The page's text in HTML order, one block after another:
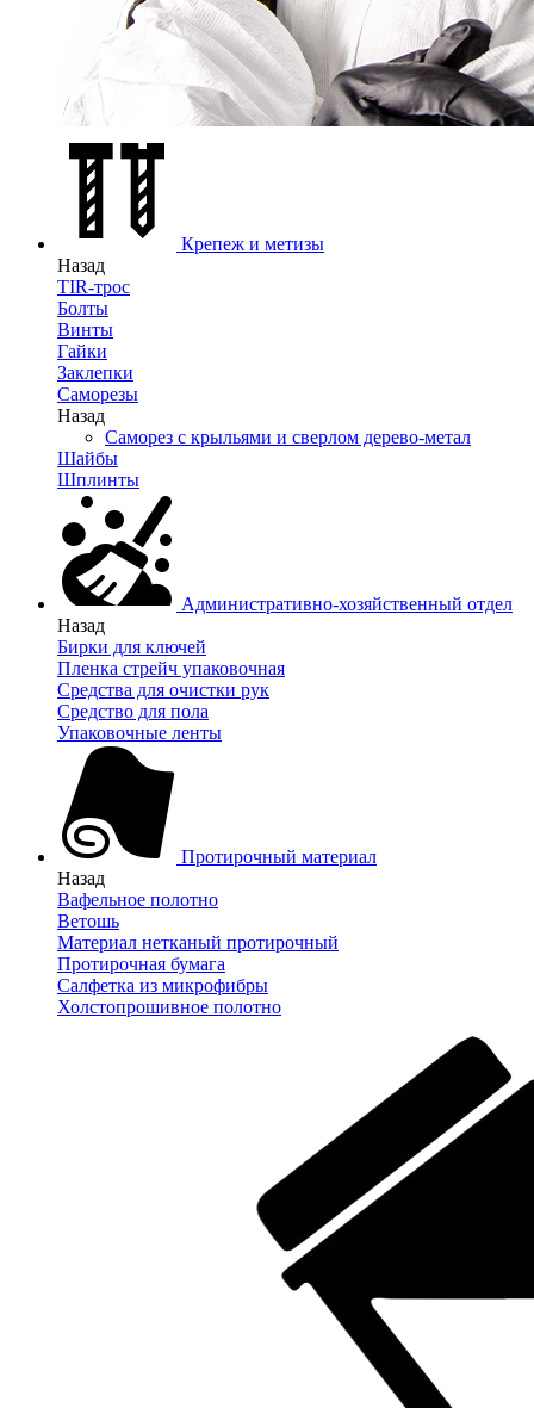
Крепеж и метизы
Назад
TIR-трос
Болты
Винты
Гайки
Заклепки
Саморезы
Назад
Саморез с крыльями и сверлом дерево-метал
Шайбы
Шплинты
Административно-хозяйственный отдел
Назад
Бирки для ключей
Пленка стрейч упаковочная
Средства для очистки рук
Средство для пола
Упаковочные ленты
Протирочный материал
Назад
Вафельное полотно
Ветошь
Материал нетканый протирочный
Протирочная бумага
Салфетка из микрофибры
Холстопрошивное полотно